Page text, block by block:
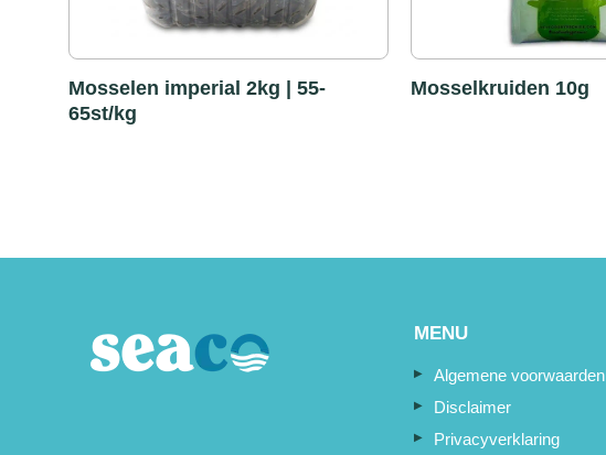
Mosselen imperial 2kg | 55-
65st/kg
Mosselkruiden 10g
MENU
Algemene voorwaarden
Disclaimer
Privacyverklaring